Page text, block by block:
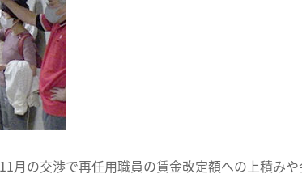
月の交渉で再任用職員の賃金改定額への上積み